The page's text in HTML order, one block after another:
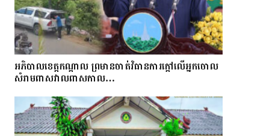
អភិបាលខេត្តកណ្ដាល ព្រមានចាត់វិធានការក្ដៅលើអ្នកចោល
សំរាមពាសវាលពាសកាល…